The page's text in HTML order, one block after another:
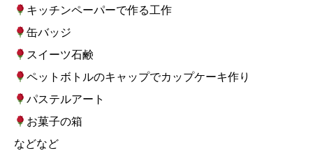
キッチンペーパーで作る工作
缶バッジ
スイーツ石鹸
ペットボトルのキャップでカップケーキ作り
パステルアート
お菓子の箱
などなど